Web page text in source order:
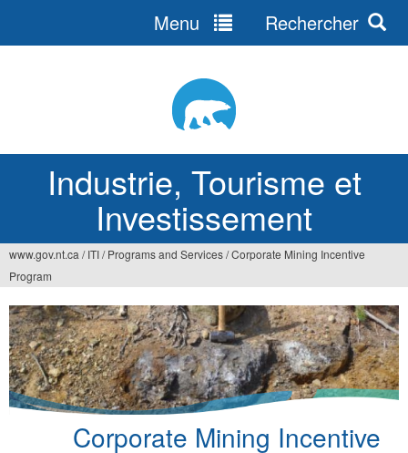
Industrie, Tourisme et
Investissement
Menu Rechercher
Vous
êtes
ici
www.gov.nt.ca / ITI/ Programs and Services/Corporate Mining Incentive
Program
Corporate Mining Incentive